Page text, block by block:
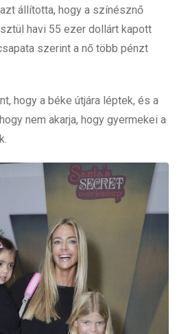
állította, hogy a színésznő
havi 55 ezer dollárt kapott
szerint a nő több pénzt
hogy a béke útjára léptek, és a
nem akarja, hogy gyermekei a